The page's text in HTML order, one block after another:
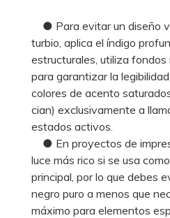
● Para evitar un diseño
turbio, aplica el índigo
estructurales, utiliza
para garantizar la
colores de acento
cian) exclusivamente a
estados activos.
● En proyectos de
luce más rico si se usa
principal, por lo que debes
negro puro a menos que
máximo para elementos